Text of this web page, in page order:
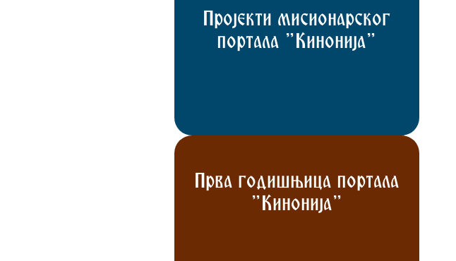
Пројекти мисионарског
портала "Кинонија"
Прва годишњица портала
"Кинонија"